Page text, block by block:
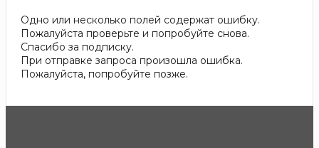
Одно или несколько полей содержат ошибку.
Пожалуйста проверьте и попробуйте снова.
Спасибо за подписку.
При отправке запроса произошла ошибка.
Пожалуйста, попробуйте позже.